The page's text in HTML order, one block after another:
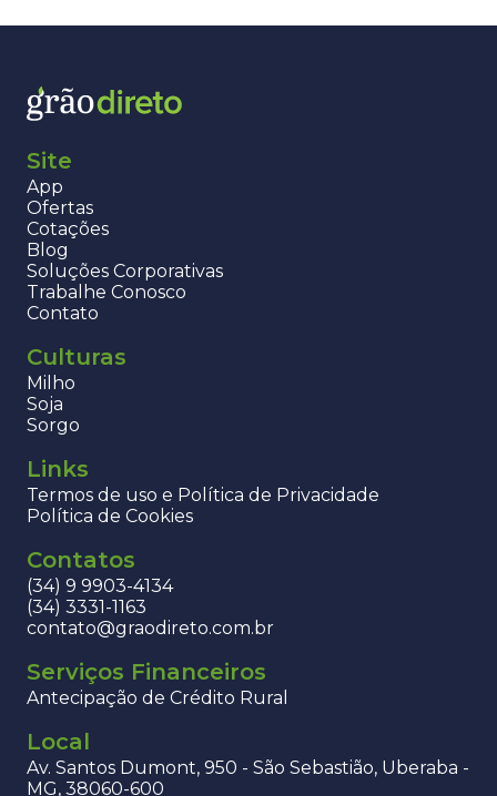
Site
App
Ofertas
Cotações
Blog
Soluções Corporativas
Trabalhe Conosco
Contato
Culturas
Milho
Soja
Sorgo
Links
Termos de uso e Política de Privacidade
Política de Cookies
Contatos
(34) 9 9903-4134
(34) 3331-1163
contato@graodireto.com.br
Serviços Financeiros
Antecipação de Crédito Rural
Local
Av. Santos Dumont, 950 - São Sebastião, Uberaba -
MG, 38060-600